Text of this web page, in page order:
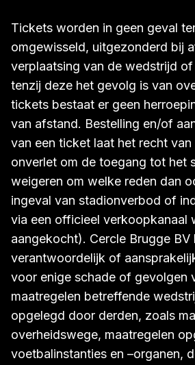
Tickets worden in geen geval
omgewisseld, uitgezonderd bij
verplaatsing van de wedstrijd
tenzij deze het gevolg is van
tickets bestaat er geen
van afstand. Bestelling en/of
van een ticket laat het recht
onverlet om de toegang tot het
weigeren om welke reden dan
ingeval van stadionverbod of
via een officieel verkoopkanaal
aangekocht). Cercle Brugge BV
verantwoordelijk of
voor enige schade of gevolgen
maatregelen betreffende
opgelegd door derden, zoals
overheidswege, maatregelen
voetbalinstanties en –organen,